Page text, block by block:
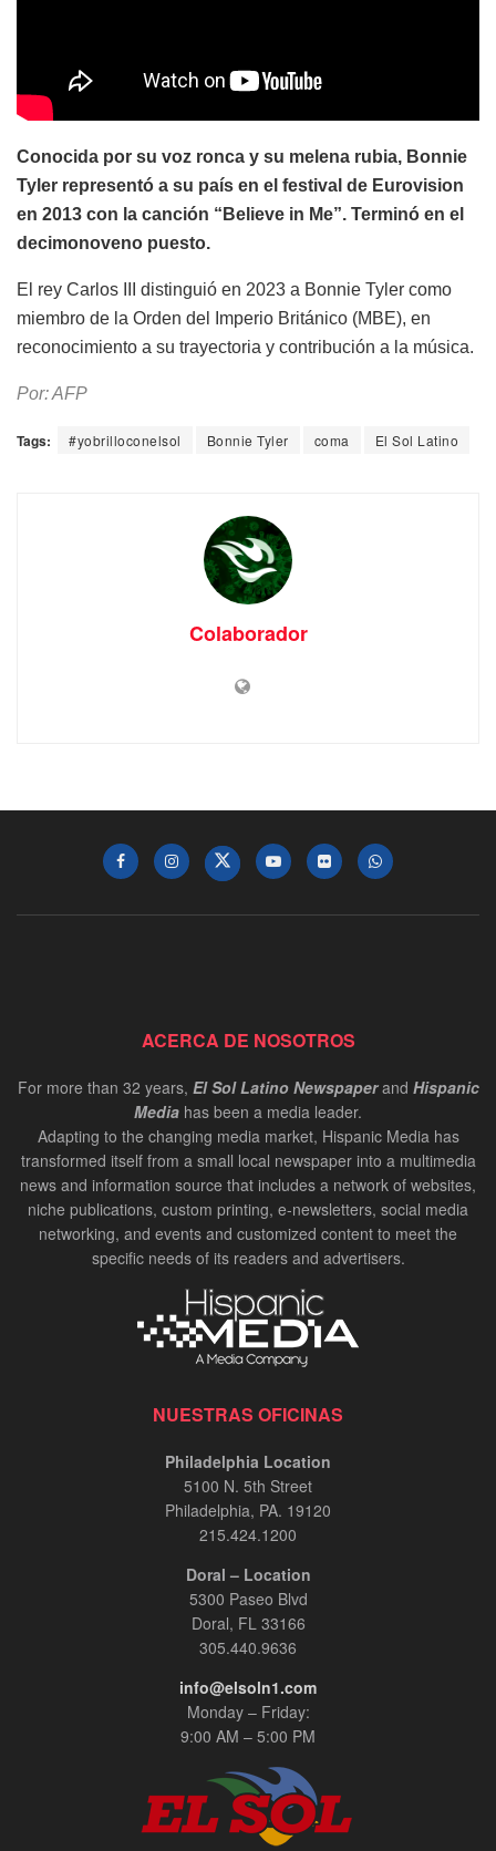
Conocida por su voz ronca y su melena rubia, Bonnie
Tyler representó a su país en el festival de Eurovision
en 2013 con la canción “Believe in Me”. Terminó en el
decimonoveno puesto.
El rey Carlos III distinguió en 2023 a Bonnie Tyler como
miembro de la Orden del Imperio Británico (MBE), en
reconocimiento a su trayectoria y contribución a la música.
Por: AFP
Tags: #yobrilloconelsol Bonnie Tyler coma El Sol Latino
Colaborador
ACERCA DE NOSOTROS
For more than 32 years, El Sol Latino Newspaperand Hispanic
Media has been a media leader.
Adapting to the changing media market, Hispanic Media has
transformed itself from a small local newspaper into a multimedia
news and information source that includes a network of websites,
niche publications, custom printing, e-newsletters, social media
networking, and events and customized content to meet the
specific needs of its readers and advertisers.
NUESTRAS OFICINAS
Philadelphia Location
5100 N. 5th Street
Philadelphia, PA. 19120
215.424.1200
Doral – Location
5300 Paseo Blvd
Doral, FL 33166
305.440.9636
info@elsoln1.com
Monday – Friday:
9:00 AM – 5:00 PM